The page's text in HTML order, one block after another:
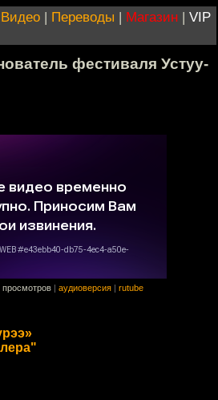
Видео | Переводы | Магазин | VIP
фестиваля Устуу-
просмотров аудиоверсия rutube